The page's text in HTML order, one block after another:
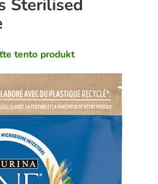
Sterilised
tento produkt